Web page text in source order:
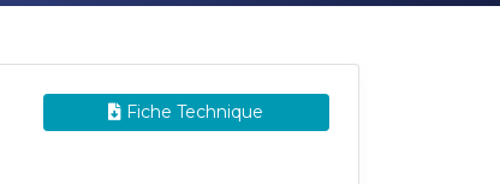
Fiche Technique